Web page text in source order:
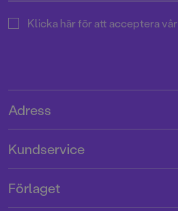
Klicka här för att acceptera vår
Adress
Tryckerigatan 4
Kundservice
Förlaget